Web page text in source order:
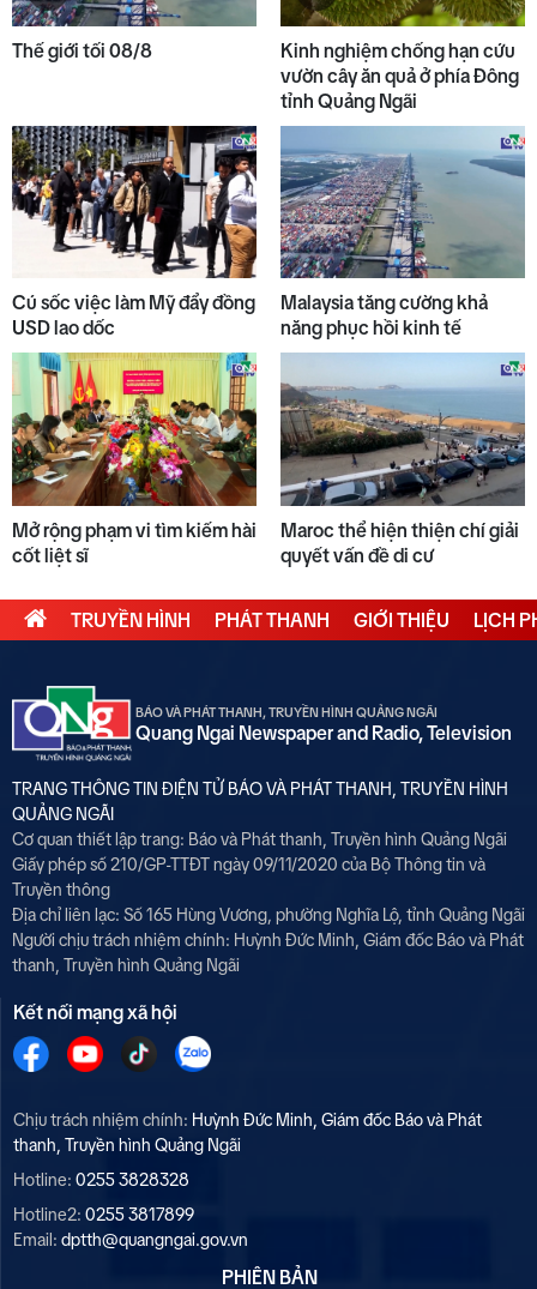
9
Trung Bộ, Nam Bộ chiều tối mưa
dông, Bắc Bộ sắp đón đợt nắng
10
Chuyển giao kỹ thuật tầm soát
ung thư cổ tử cung cho tỉnh
Attapeu
Thế giới tối 08/8
Kinh nghiệm chống hạn cứu
vườn cây ăn quả ở phía Đông
tỉnh Quảng Ngãi
Cú sốc việc làm Mỹ đẩy đồng
USD lao dốc
Malaysia tăng cường khả
năng phục hồi kinh tế
Mở rộng phạm vi tìm kiếm hài
cốt liệt sĩ
Maroc thể hiện thiện chí giải
quyết vấn đề di cư
TRUYỀN HÌNH PHÁT THANH GIỚI THIỆU LỊCH
BÁO VÀ PHÁT THANH, TRUYỀN HÌNH QUẢNG NGÃI
Quang Ngai Newspaper and Radio, Television
TRANG THÔNG TIN ĐIỆN TỬ BÁO VÀ PHÁT THANH, TRUYỀN HÌNH
QUẢNG NGÃI
Cơ quan thiết lập trang: Báo và Phát thanh, Truyền hình Quảng Ngãi
Giấy phép số 210/GP-TTĐT ngày 09/11/2020 của Bộ Thông tin và
Truyền thông
Địa chỉ liên lạc: Số 165 Hùng Vương, phường Nghĩa Lộ, tỉnh Quảng Ngãi
Người chịu trách nhiệm chính: Huỳnh Đức Minh, Giám đốc Báo và Phát
thanh, Truyền hình Quảng Ngãi
Kết nối mạng xã hội
Chịu trách nhiệm chính: Huỳnh Đức Minh, Giám đốc Báo và Phát
thanh, Truyền hình Quảng Ngãi
Hotline: 0255 3828328
Hotline2: 0255 3817899
Email: dptth@quangngai.gov.vn
PHIÊN BẢN